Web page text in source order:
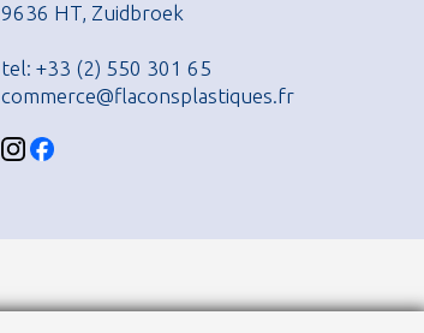
9636 HT, Zuidbroek
tel: +33 (2) 550 301 65
commerce@flaconsplastiques.fr